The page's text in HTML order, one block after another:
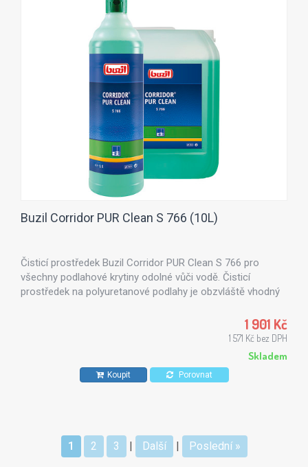
Buzil Corridor PUR Clean S 766 (10L)
Čisticí prostředek Buzil Corridor PUR Clean S 766 pro
všechny podlahové krytiny odolné vůči vodě. Čisticí
prostředek na polyuretanové podlahy je obzvláště vhodný
elastických obkladů ošetřených PUR z linolea a PVC, vinylu
a luxusních obkladů. Také vhodný pro obklady z PE a PP,
stejně jako potěry ze syntetických pryskyřic s a bez PUR.
1 901 Kč
1 571 Kč bez DPH
Skladem
Koupit Porovnat
1 2 3 | Další | Poslední »